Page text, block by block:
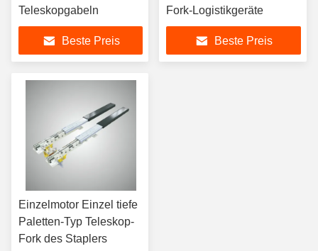
Teleskopgabeln
Beste Preis
Fork-Logistikgeräte
Beste Preis
Einzelmotor Einzel tiefe
Paletten-Typ Teleskop-
Fork des Staplers